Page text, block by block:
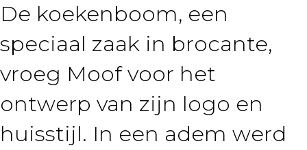
De koekenboom, een
speciaal zaak in brocante,
vroeg Moof voor het
ontwerp van zijn logo en
huisstijl. In een adem werd